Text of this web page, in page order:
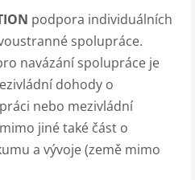
podpora individuálních
spolupráce.
navázání spolupráce je
dohody o
nebo mezivládní
jiné také část o
a vývoje (země mimo